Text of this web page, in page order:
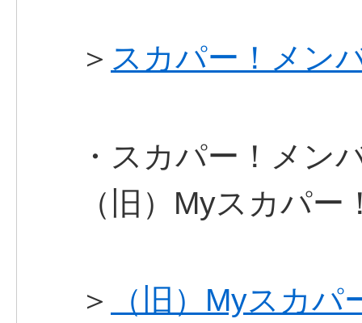
＞ スカパー！メン
・スカパー！メン
（旧）Myスカパ
＞ （旧）Myスカ